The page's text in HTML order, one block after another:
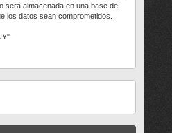
será almacenada en una base de
los datos sean comprometidos.